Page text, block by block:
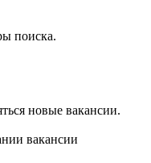
поиска.
новые вакансии.
вакансии